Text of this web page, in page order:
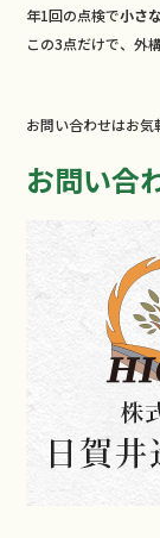
年1回の点検で小さ
この3点だけで、外
お問い合わせはお
お問い合